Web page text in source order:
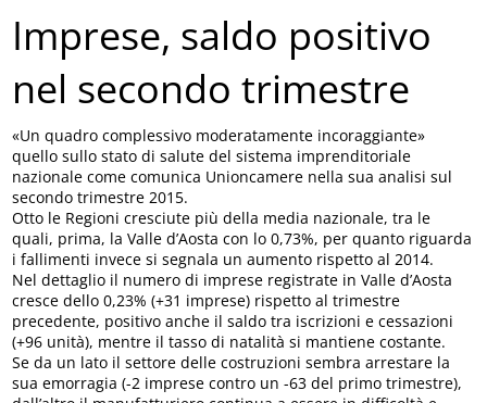
Imprese, saldo positivo
nel secondo trimestre
«Un quadro complessivo moderatamente incoraggiante»
quello sullo stato di salute del sistema imprenditoriale
nazionale come comunica Unioncamere nella sua analisi sul
secondo trimestre 2015.
Otto le Regioni cresciute più della media nazionale, tra le
quali, prima, la Valle d’Aosta con lo 0,73%, per quanto riguarda
i fallimenti invece si segnala un aumento rispetto al 2014.
Nel dettaglio il numero di imprese registrate in Valle d’Aosta
cresce dello 0,23% (+31 imprese) rispetto al trimestre
precedente, positivo anche il saldo tra iscrizioni e cessazioni
(+96 unità), mentre il tasso di natalità si mantiene costante.
Se da un lato il settore delle costruzioni sembra arrestare la
sua emorragia (-2 imprese contro un -63 del primo trimestre),